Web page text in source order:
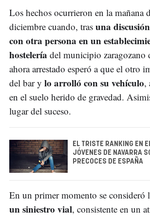
Los hechos ocurrieron en la mañana
diciembre cuando, tras una
con otra persona en un
hostelería del municipio zaragozano
ahora arrestado esperó a que el otro
del bar y lo arrolló con su vehículo,
en el suelo herido de gravedad.
lugar del suceso.
EL TRISTE RANKING EN
JÓVENES DE NAVARRA
PRECOCES DE ESPAÑA
En un primer momento se consideró
un siniestro vial, consistente en un